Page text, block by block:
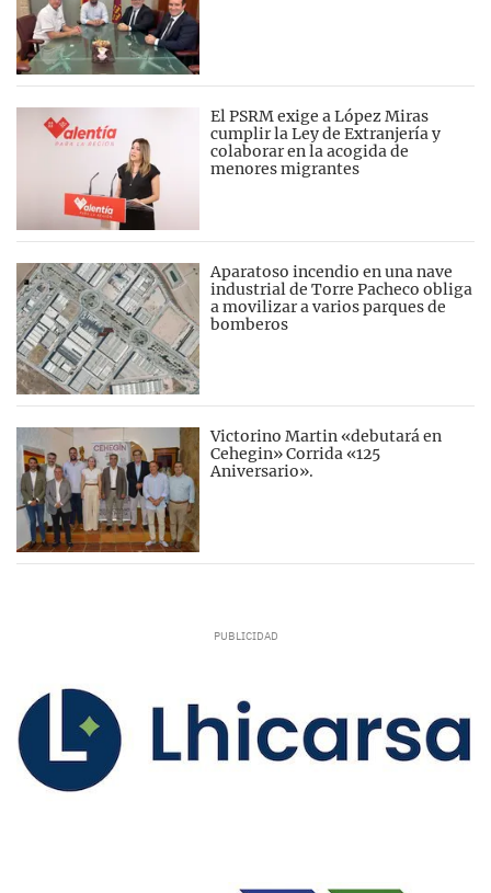
El PSRM exige a López Miras
cumplir la Ley de Extranjería y
colaborar en la acogida de
menores migrantes
Aparatoso incendio en una nave
industrial de Torre Pacheco obliga
a movilizar a varios parques de
bomberos
Victorino Martin «debutará en
Cehegin» Corrida «125
Aniversario».